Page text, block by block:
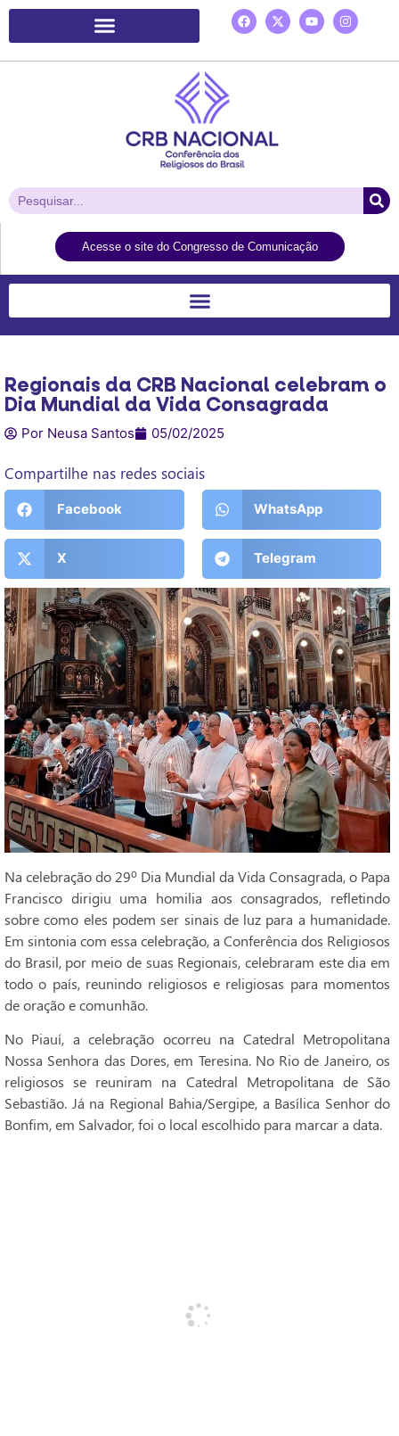
Acesse o site do Congresso de Comunicação
Regionais da CRB Nacional celebram o
Dia Mundial da Vida Consagrada
Por Neusa Santos 05/02/2025
Compartilhe nas redes sociais
Facebook WhatsApp
X Telegram
Na celebração do 29º Dia Mundial da Vida Consagrada, o Papa
Francisco dirigiu uma homilia aos consagrados, refletindo
sobre como eles podem ser sinais de luz para a humanidade.
Em sintonia com essa celebração, a Conferência dos Religiosos
do Brasil, por meio de suas Regionais, celebraram este dia em
todo o país, reunindo religiosos e religiosas para momentos
de oração e comunhão.
No Piauí, a celebração ocorreu na Catedral Metropolitana
Nossa Senhora das Dores, em Teresina. No Rio de Janeiro, os
religiosos se reuniram na Catedral Metropolitana de São
Sebastião. Já na Regional Bahia/Sergipe, a Basílica Senhor do
Bonfim, em Salvador, foi o local escolhido para marcar a data.